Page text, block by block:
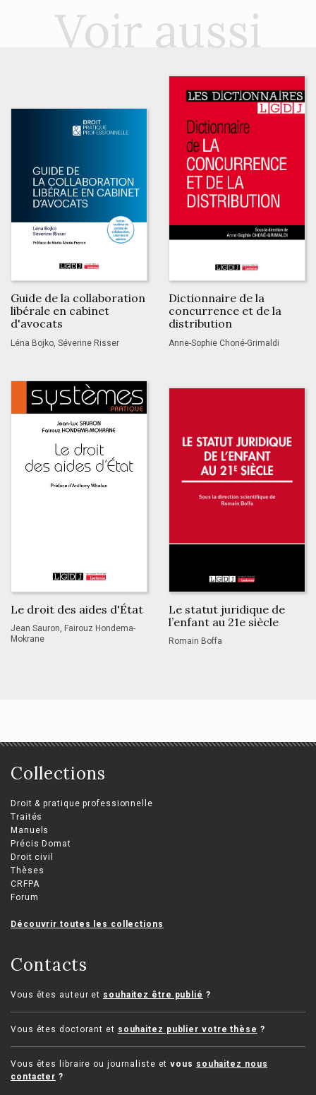
Voir aussi
Guide de la collaboration
libérale en cabinet
d'avocats
Léna Bojko, Séverine Risser
Dictionnaire de la
concurrence et de la
distribution
Anne-Sophie Choné-Grimaldi
Le droit des aides d'État
Jean Sauron, Fairouz Hondema-
Mokrane
Le statut juridique de
l’enfant au 21e siècle
Romain Boffa
Collections
Droit & pratique professionnelle
Traités
Manuels
Précis Domat
Droit civil
Thèses
CRFPA
Forum
Découvrir toutes les collections
Contacts
Vous êtes auteur et souhaitez être publié ?
Vous êtes doctorant et souhaitez publier votre thèse ?
Vous êtes libraire ou journaliste etvous souhaitez nous
contacter ?